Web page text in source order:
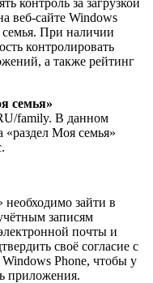
веб-сайте Windows
семья. При наличии
контролировать
а также рейтинг
семья»
family. В данном
«раздел Моя семья»
необходимо зайти в
записям
почты и
своё согласие с
Phone, чтобы у
приложения.